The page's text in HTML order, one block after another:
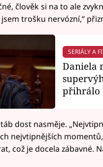
člověk si na to ale
trošku nervózní,“
SERIÁLY A
Daniela
přihrálo
dost nasměje.
nejvtipnějších
což je docela zábavné.